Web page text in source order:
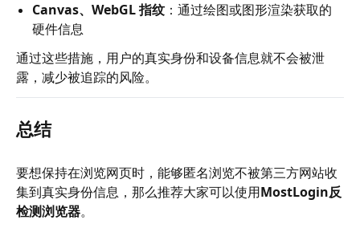
Canvas、WebGL 指纹：通过绘图或图形渲染获取的
硬件信息
通过这些措施，用户的真实身份和设备信息就不会被泄
露，减少被追踪的风险。
总结
要想保持在浏览网页时，能够匿名浏览不被第三方网站收
集到真实身份信息，那么推荐大家可以使用MostLogin反
检测浏览器。